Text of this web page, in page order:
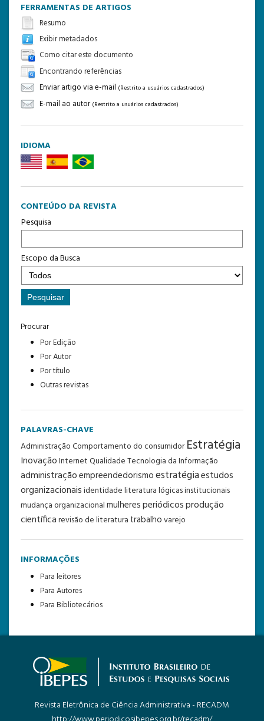
FERRAMENTAS DE ARTIGOS
Resumo
Exibir metadados
Como citar este documento
Encontrando referências
Enviar artigo via e-mail (Restrito a usuários cadastrados)
E-mail ao autor (Restrito a usuários cadastrados)
IDIOMA
CONTEÚDO DA REVISTA
Pesquisa
Escopo da Busca
Procurar
Por Edição
Por Autor
Por título
Outras revistas
PALAVRAS-CHAVE
AdministraçãoComportamento do consumidor Estratégia
InovaçãoInternetQualidadeTecnologia da Informação
administraçãoempreendedorismoestratégiaestudos
organizacionaisidentidadeliteraturalógicas institucionais
mudança organizacionalmulheresperiódicosprodução
científicarevisão de literatura trabalhovarejo
INFORMAÇÕES
Para leitores
Para Autores
Para Bibliotecários
Revista Eletrônica de Ciência Administrativa - RECADM